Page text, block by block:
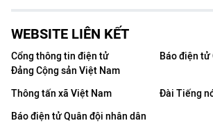
WEBSITE LIÊN KẾT
Cổng thông tin điện tử
Đảng Cộng sản Việt Nam
Báo điện tử
Thông tấn xã Việt Nam
Đài Tiếng
Báo điện tử Quân đội nhân dân